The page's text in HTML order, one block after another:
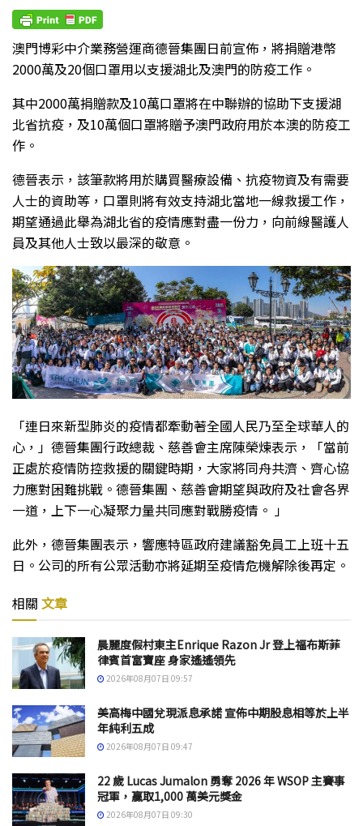
澳門博彩中介業務營運商德晉集團日前宣佈，將捐贈港幣
2000萬及20個口罩用以支援湖北及澳門的防疫工作。
其中2000萬捐贈款及10萬口罩將在中聯辦的協助下支援湖
北省抗疫，及10萬個口罩將贈予澳門政府用於本澳的防疫工
作。
德晉表示，該筆款將用於購買醫療設備、抗疫物資及有需要
人士的資助等，口罩則將有效支持湖北當地一線救援工作，
期望通過此舉為湖北省的疫情應對盡一份力，向前線醫護人
員及其他人士致以最深的敬意。
「連日來新型肺炎的疫情都牽動著全國人民乃至全球華人的
心，」德晉集團行政總裁、慈善會主席陳榮煉表示，「當前
正處於疫情防控救援的關鍵時期，大家將同舟共濟、齊心協
力應對困難挑戰。德晉集團、慈善會期望與政府及社會各界
一道，上下一心凝聚力量共同應對戰勝疫情。 」
此外，德晉集團表示，響應特區政府建議豁免員工上班十五
日。公司的所有公眾活動亦將延期至疫情危機解除後再定。
相關 文章
晨麗度假村東主Enrique Razon Jr 登上福布斯菲
律賓首富寶座 身家遙遙領先
2026年08月07日 09:57
美高梅中國兌現派息承諾 宣佈中期股息相等於上半
年純利五成
2026年08月07日 09:47
22 歲 Lucas Jumalon 勇奪 2026 年 WSOP 主賽事
冠軍，贏取1,000 萬美元獎金
2026年08月07日 09:30